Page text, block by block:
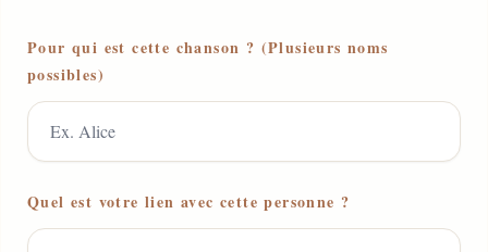
Pour qui est cette chanson ? (Plusieurs noms
possibles)
Quel est votre lien avec cette personne ?